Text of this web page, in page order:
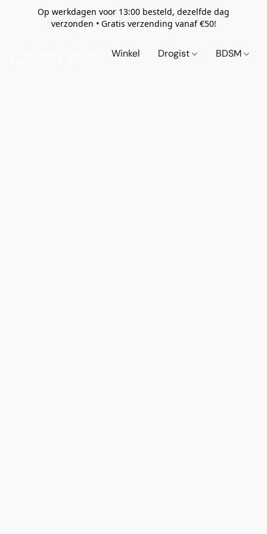
Op werkdagen voor 13:00 besteld, dezelfde dag
verzonden • Gratis verzending vanaf €50!
Winkel Drogist BDSM